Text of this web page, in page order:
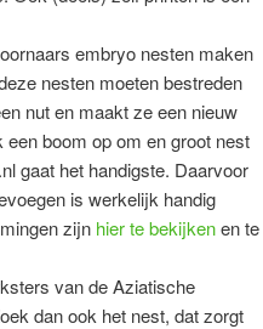
embryo nesten maken
nesten moeten bestreden
nut en maakt ze een nieuw
boom op om en groot nest
gaat het handigste. Daarvoor
is werkelijk handig
zijn hier te bekijkenen te
van de Aziatische
dan ook het nest, dat zorgt